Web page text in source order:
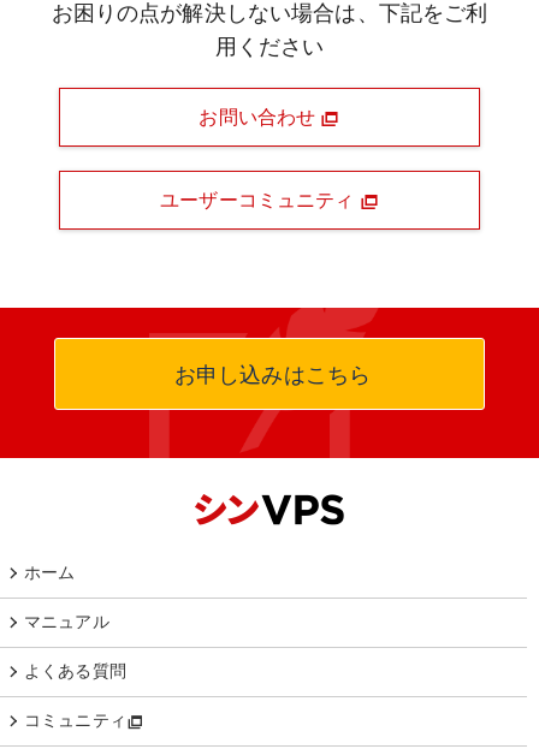
お困りの点が解決しない場合は、下記をご利
用ください
お問い合わせ
ユーザーコミュニティ
お申し込みはこちら
ホーム
マニュアル
よくある質問
コミュニティ